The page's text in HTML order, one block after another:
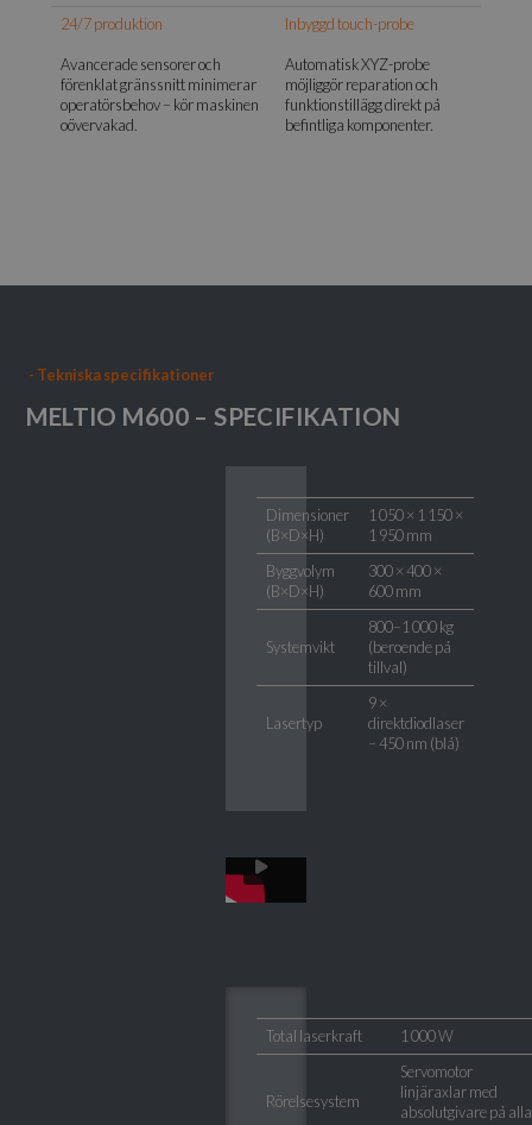
24/7 produktion
Avancerade sensorer och
förenklat gränssnitt minimerar
operatörsbehov – kör maskinen
oövervakad.
Inbyggd touch-probe
Automatisk XYZ-probe
möjliggör reparation och
funktionstillägg direkt på
befintliga komponenter.
- Tekniska specifikationer
MELTIO M600 – SPECIFIKATION
Dimensioner
(B×D×H)
1 050 × 1 150 ×
1 950 mm
Byggvolym
(B×D×H)
300 × 400 ×
600 mm
Systemvikt
800–1 000 kg
(beroende på
tillval)
Lasertyp
9 ×
direktdiodlaser
– 450 nm (blå)
Total laserkraft 1 000 W
Rörelsesystem
Servomotor
linjäraxlar med
absolutgivare på alla